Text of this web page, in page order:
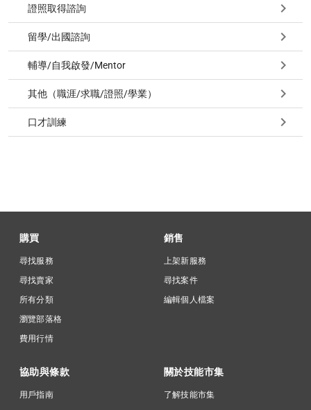
證照取得諮詢
留學/出國諮詢
輔導/自我啟發/Mentor
其他（職涯/求職/證照/學業）
口才訓練
購買
尋找服務
尋找賣家
所有分類
瀏覽部落格
費用行情
銷售
上架新服務
尋找案件
編輯個人檔案
協助與條款
用戶指南
關於技能市集
了解技能市集